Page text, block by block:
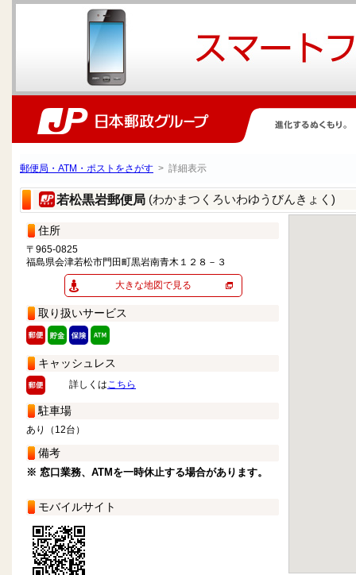
郵便局・ATM・ポストをさがす > 詳細表示
若松黒岩郵便局 (わかまつくろいわゆうびんきょく)
住所
〒965-0825
福島県会津若松市門田町黒岩南青木１２８－３
大きな地図で見る
取り扱いサービス
キャッシュレス
詳しくはこちら
駐車場
あり（12台）
備考
※ 窓口業務、ATMを一時休止する場合があります。
モバイルサイト